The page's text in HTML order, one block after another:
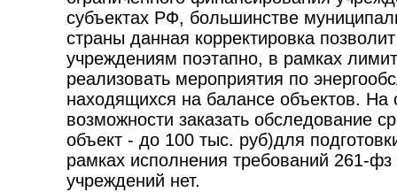
субъектах РФ, большинстве
страны данная корректировка
учреждениям поэтапно, в рамках
реализовать мероприятия по
находящихся на балансе объектов. На
возможности заказать обследование
объект - до 100 тыс. руб)для
рамках исполнения требований 261-
учреждений нет.